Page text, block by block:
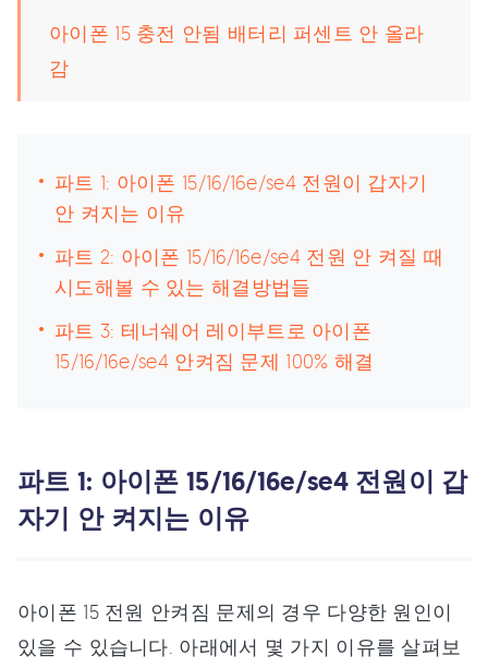
아이폰 15 충전 안됨 배터리 퍼센트 안 올라
감
파트 1: 아이폰 15/16/16e/se4 전원이 갑자기
안 켜지는 이유
파트 2: 아이폰 15/16/16e/se4 전원 안 켜질 때
시도해볼 수 있는 해결방법들
파트 3: 테너쉐어 레이부트로 아이폰
15/16/16e/se4 안켜짐 문제 100% 해결
파트 1: 아이폰 15/16/16e/se4 전원이 갑
자기 안 켜지는 이유
아이폰 15 전원 안켜짐 문제의 경우 다양한 원인이
있을 수 있습니다. 아래에서 몇 가지 이유를 살펴보